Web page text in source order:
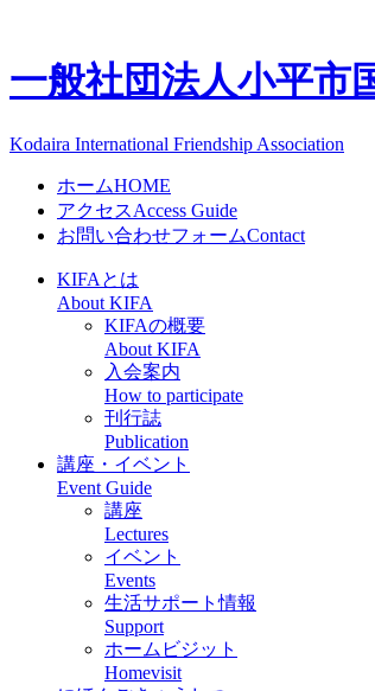
一般社団法人小平市
Kodaira International Friendship Association
ホームHOME
アクセスAccess Guide
お問い合わせフォームContact
KIFAとは
About KIFA
KIFAの概要
About KIFA
入会案内
How to participate
刊行誌
Publication
講座・イベント
Event Guide
講座
Lectures
イベント
Events
生活サポート情報
Support
ホームビジット
Homevisit